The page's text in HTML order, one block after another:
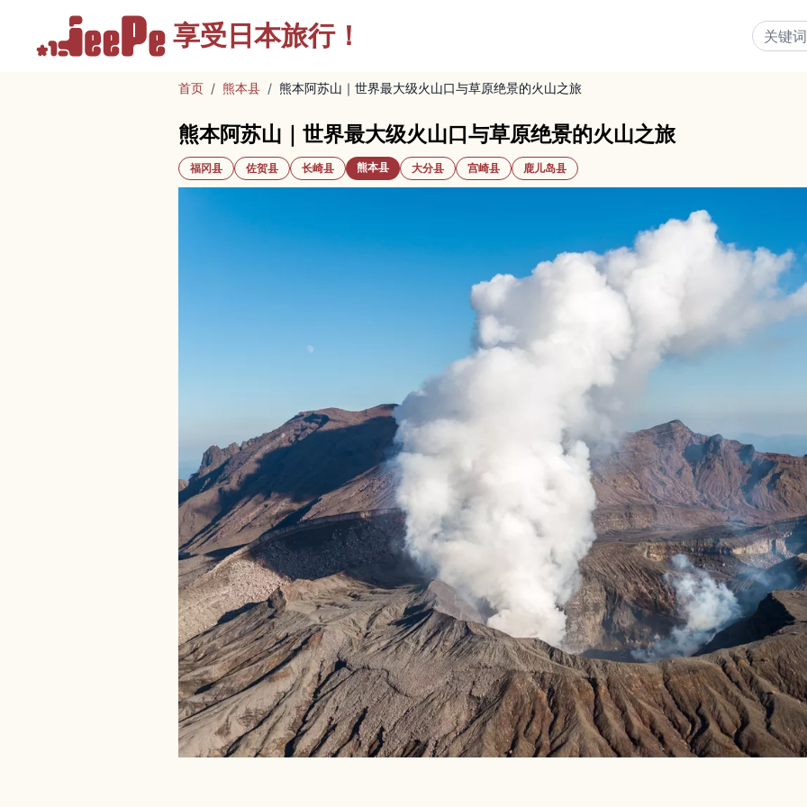
享受 日本旅行！
首页 / 熊本县 / 熊本阿苏山｜世界最大级火山口与草原绝景的火山之旅
熊本阿苏山｜世界最大级火山口与草原绝景的火山之旅
福冈县 佐贺县 长崎县 熊本县 大分县 宫崎县 鹿儿岛县